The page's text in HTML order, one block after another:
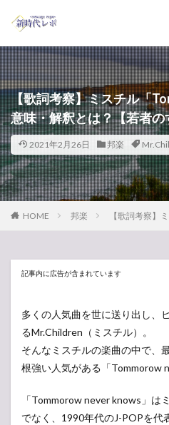
【歌詞考察】ミスチル「
意味・解釈とは？【若者の
2021年2月26日 邦楽
HOME 邦楽 【歌詞考察】
記事内に広告が含まれています
多くの人気曲を世に送り出し、
るMr.Children（ミスチル）。
そんなミスチルの楽曲の中で、
根強い人気がある「Tommorow
「Tommorow never knows」は
でなく、1990年代のJ-POPを代